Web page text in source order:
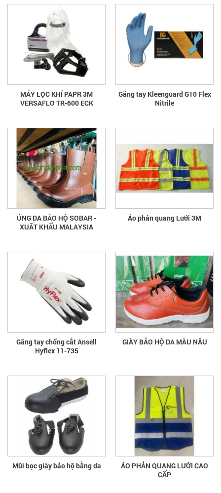
MÁY LỌC KHÍ PAPR 3M
VERSAFLO TR-600 ECK
Găng tay Kleenguard G10 Flex
Nitrile
ỦNG DA BẢO HỘ SOBAR -
XUẤT KHẨU MALAYSIA
Áo phản quang Lưới 3M
Găng tay chống cắt Ansell
Hyflex 11-735
GIÀY BẢO HỘ DA MÀU NÂU
Mũi bọc giày bảo hộ bằng da
ÁO PHẢN QUANG LƯỚI CAO
CẤP